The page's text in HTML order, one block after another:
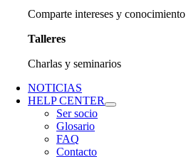
Comparte intereses y conocimiento
Talleres
Charlas y seminarios
NOTICIAS
HELP CENTER
Ser socio
Glosario
FAQ
Contacto